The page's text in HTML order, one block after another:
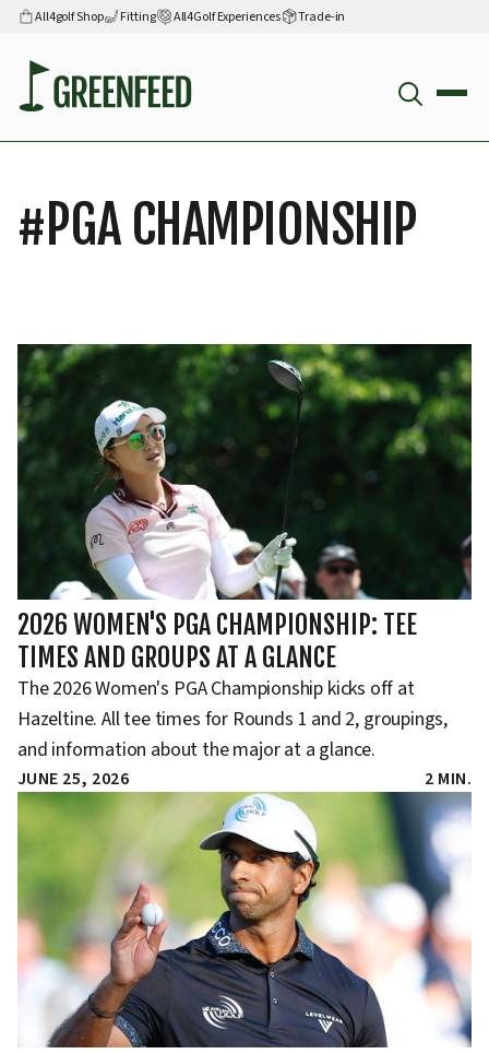
All4golf Shop Fitting All4Golf Experiences Trade-in
#PGA CHAMPIONSHIP
2026 WOMEN'S PGA CHAMPIONSHIP: TEE
TIMES AND GROUPS AT A GLANCE
The 2026 Women's PGA Championship kicks off at
Hazeltine. All tee times for Rounds 1 and 2, groupings,
and information about the major at a glance.
JUNE 25, 2026 2 MIN.